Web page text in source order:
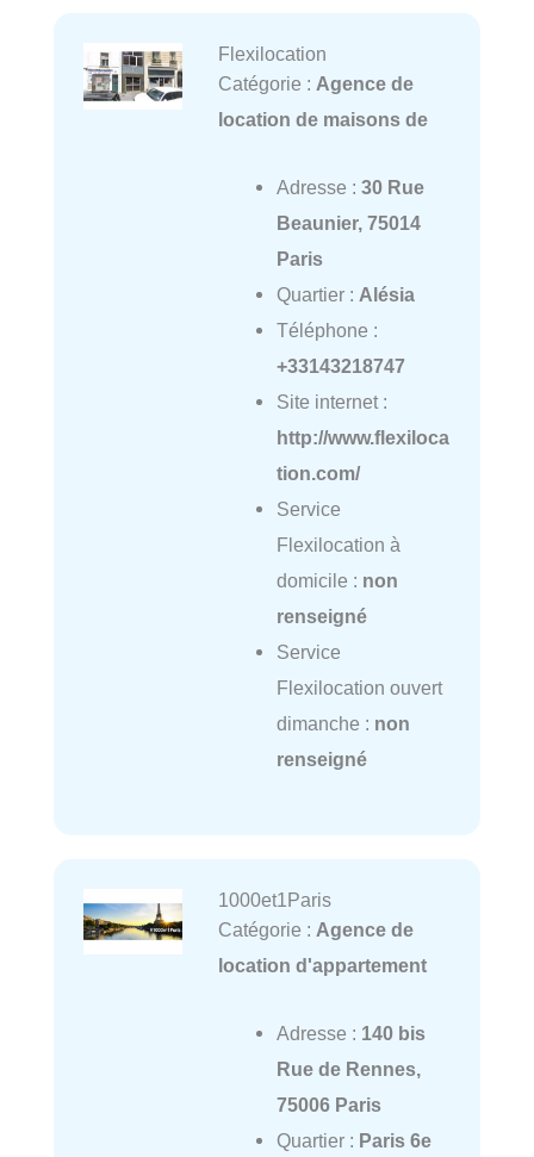
Flexilocation
Catégorie : Agence de
location de maisons de
Adresse : 30 Rue
Beaunier, 75014
Paris
Quartier : Alésia
Téléphone :
+33143218747
Site internet :
http://www.flexiloca
tion.com/
Service
Flexilocation à
domicile : non
renseigné
Service
Flexilocation ouvert
dimanche : non
renseigné
1000et1Paris
Catégorie : Agence de
location d'appartement
Adresse : 140 bis
Rue de Rennes,
75006 Paris
Quartier : Paris 6e